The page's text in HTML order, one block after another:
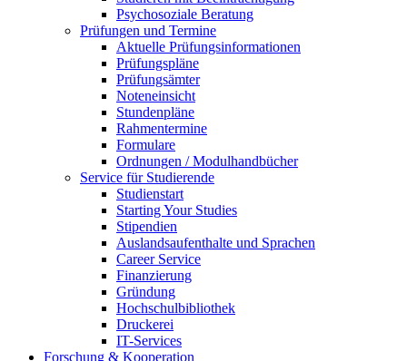
Psychosoziale Beratung
Prüfungen und Termine
Aktuelle Prüfungsinformationen
Prüfungspläne
Prüfungsämter
Noteneinsicht
Stundenpläne
Rahmentermine
Formulare
Ordnungen / Modulhandbücher
Service für Studierende
Studienstart
Starting Your Studies
Stipendien
Auslandsaufenthalte und Sprachen
Career Service
Finanzierung
Gründung
Hochschulbibliothek
Druckerei
IT-Services
Forschung & Kooperation